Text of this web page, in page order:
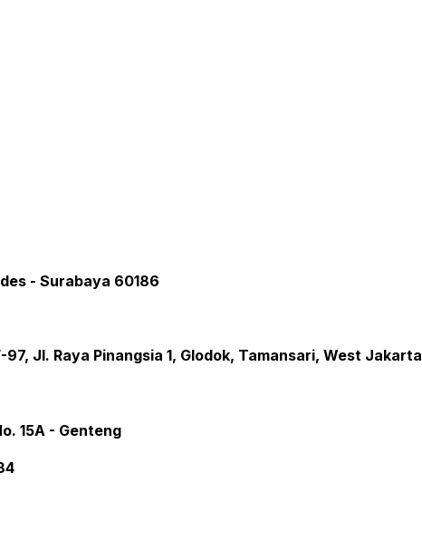
- Surabaya 60186
97, Jl. Raya Pinangsia 1, Glodok, Tamansari, West Jakarta
15A - Genteng